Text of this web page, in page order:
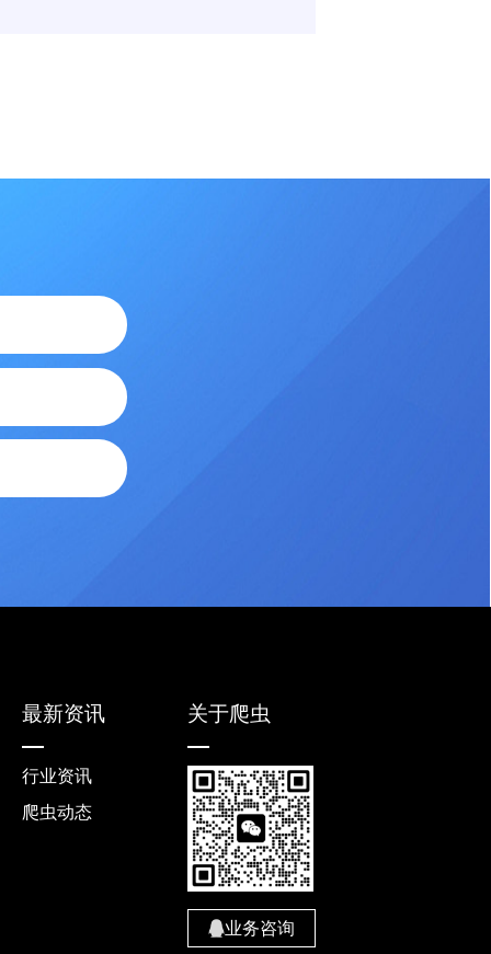
最新资讯
行业资讯
爬虫动态
关于爬虫
业务咨询